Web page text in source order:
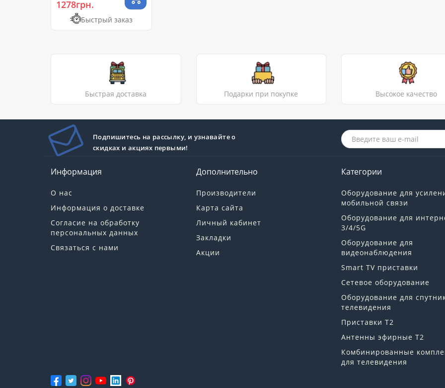
1278грн.
Быстрый заказ
Быстрая доставка Подарки при покупке Высокое качество
Подпишитесь на рассылку, и узнавайте о
скидках и акциях первыми!
Информация
О нас
Информация о доставке
Согласие на обработку
персональных данных
Связаться с нами
Дополнительно
Производители
Карта сайта
Личный кабинет
Закладки
Акции
Категории
Оборудование для
мобильной связи
Оборудование для
3/4/5G
Оборудование для
видеонаблюдения
Smart TV приставки
Сетевое оборудование
Оборудование для
телевидения
Приставки Т2
Антенны эфирные Т2
Комбинированные
для телевидения